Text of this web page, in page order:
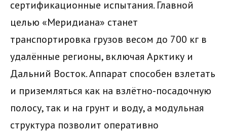
сертификационные испытания. Главной
целью «Меридиана» станет
транспортировка грузов весом до 700 кг в
удалённые регионы, включая Арктику и
Дальний Восток. Аппарат способен взлетать
и приземляться как на взлётно-посадочную
полосу, так и на грунт и воду, а модульная
структура позволит оперативно